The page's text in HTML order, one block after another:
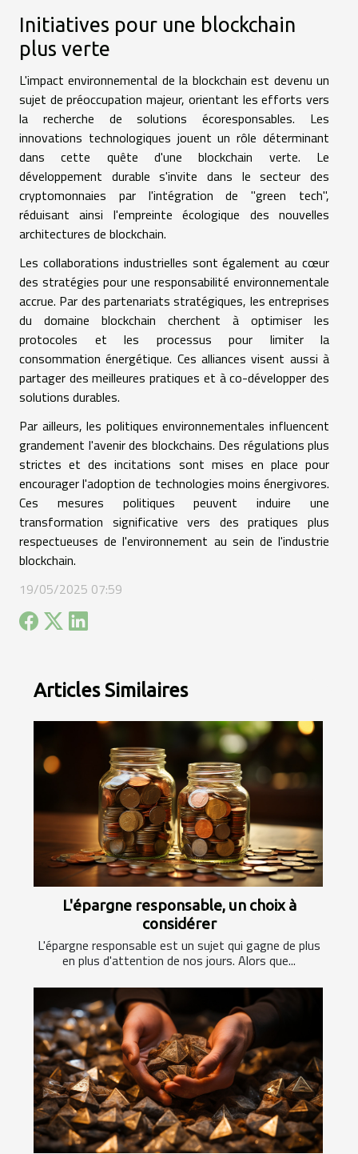
Initiatives pour une blockchain
plus verte
L'impact environnemental de la blockchain est devenu un
sujet de préoccupation majeur, orientant les efforts vers
la recherche de solutions écoresponsables. Les
innovations technologiques jouent un rôle déterminant
dans cette quête d'une blockchain verte. Le
développement durable s'invite dans le secteur des
cryptomonnaies par l'intégration de "green tech",
réduisant ainsi l'empreinte écologique des nouvelles
architectures de blockchain.
Les collaborations industrielles sont également au cœur
des stratégies pour une responsabilité environnementale
accrue. Par des partenariats stratégiques, les entreprises
du domaine blockchain cherchent à optimiser les
protocoles et les processus pour limiter la
consommation énergétique. Ces alliances visent aussi à
partager des meilleures pratiques et à co-développer des
solutions durables.
Par ailleurs, les politiques environnementales influencent
grandement l'avenir des blockchains. Des régulations plus
strictes et des incitations sont mises en place pour
encourager l'adoption de technologies moins énergivores.
Ces mesures politiques peuvent induire une
transformation significative vers des pratiques plus
respectueuses de l'environnement au sein de l'industrie
blockchain.
19/05/2025 07:59
Articles Similaires
L'épargne responsable, un choix à
considérer
L'épargne responsable est un sujet qui gagne de plus
en plus d'attention de nos jours. Alors que...